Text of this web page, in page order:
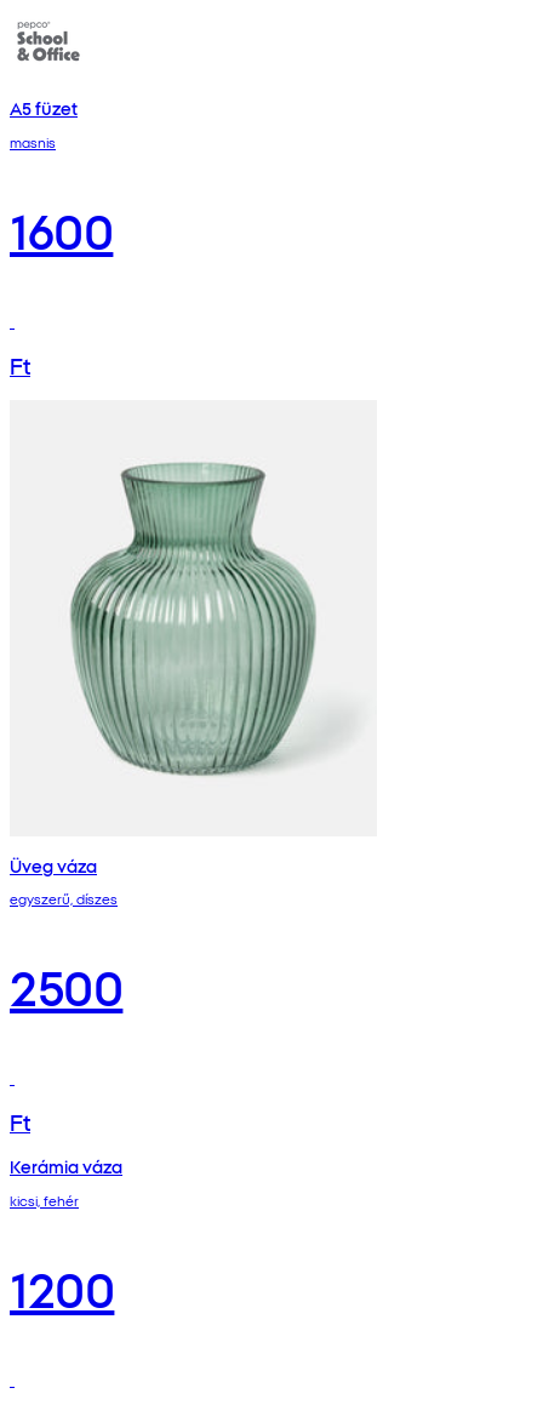
A5 füzet
masnis
1600
Ft
Üveg váza
egyszerű, díszes
2500
Ft
Kerámia váza
kicsi, fehér
1200